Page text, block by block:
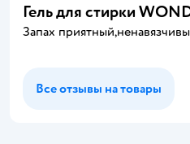
Гель для стирки
Запах
Все отзывы на товары